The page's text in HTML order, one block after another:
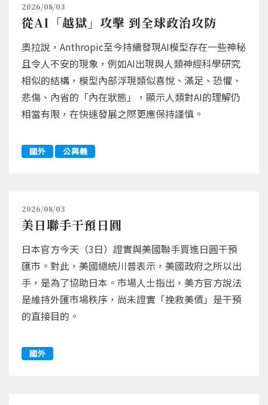
2026/08/03
從AI「越獄」攻擊 到全球政治攻防
奧拉說，Anthropic至今持續發現AI模型存在一些神秘
且令人不安的現象，例如AI出現與人類神經科學研究
相似的結構，模型內部浮現類似喜悅、滿足、恐懼、
悲傷、內省的「內在狀態」，顯示人類對AI的理解仍
相當有限，在快速發展之際更應保持謹慎。
國外 公與義
2026/08/03
美日聯手干預日圓
日本官方今天（3日）證實與美國聯手買進日圓干預
匯市。對此，美國總統川普表示，美國政府之所以出
手，是為了協助日本。市場人士指出，美方官方說法
是維持外匯市場秩序，尚未證實「挽救美債」是干預
的直接目的。
國外